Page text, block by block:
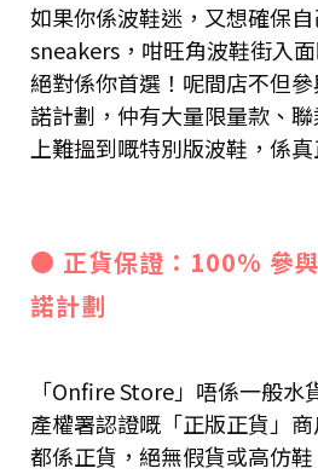
如果你係波鞋迷，又想確保
sneakers，咁旺角波鞋街入
絕對係你首選！呢間店不但
諾計劃，仲有大量限量款、
上難搵到嘅特別版波鞋，係
● 正貨保證：100% 參
諾計劃
「Onfire Store」唔係一般
產權署認證嘅「正版正貨」
都係正貨，絕無假貨或高仿鞋